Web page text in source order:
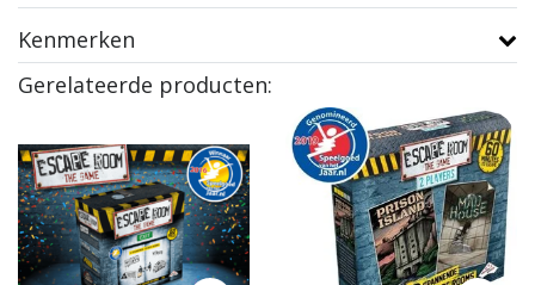
Kenmerken
Gerelateerde producten: